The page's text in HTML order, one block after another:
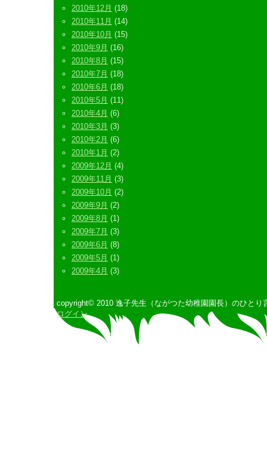
2010年12月 (18)
2010年11月 (14)
2010年10月 (15)
2010年9月 (16)
2010年8月 (15)
2010年7月 (18)
2010年6月 (18)
2010年5月 (11)
2010年4月 (6)
2010年3月 (3)
2010年2月 (6)
2010年1月 (2)
2009年12月 (4)
2009年11月 (3)
2009年10月 (2)
2009年9月 (2)
2009年8月 (1)
2009年7月 (3)
2009年6月 (8)
2009年5月 (1)
2009年4月 (3)
copyright© 2010 逸子先生（ながつた幼稚園園長）のひとり
ログイン